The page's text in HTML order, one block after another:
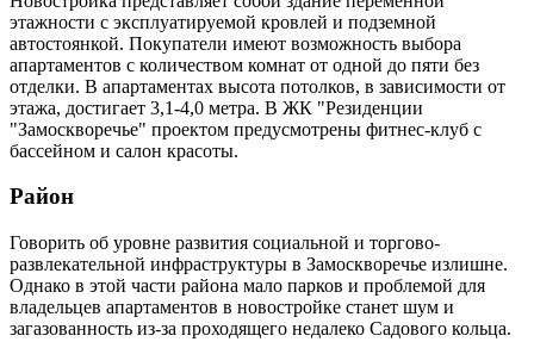
этажности с эксплуатируемой кровлей и подземной
автостоянкой. Покупатели имеют возможность выбора
апартаментов с количеством комнат от одной до пяти без
отделки. В апартаментах высота потолков, в зависимости от
этажа, достигает 3,1-4,0 метра. В ЖК "Резиденции
"Замоскворечье" проектом предусмотрены фитнес-клуб с
бассейном и салон красоты.
Район
Говорить об уровне развития социальной и торгово-
развлекательной инфраструктуры в Замоскворечье излишне.
Однако в этой части района мало парков и проблемой для
владельцев апартаментов в новостройке станет шум и
загазованность из-за проходящего недалеко Садового кольца.